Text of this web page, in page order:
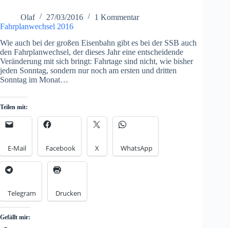
Olaf 27/03/2016
1 Kommentar
Fahrplanwechsel 2016
Wie auch bei der großen Eisenbahn gibt es bei der SSB auch
den Fahrplanwechsel, der dieses Jahr eine entscheidende
Veränderung mit sich bringt: Fahrtage sind nicht, wie bisher
jeden Sonntag, sondern nur noch am ersten und dritten
Sonntag im Monat…
Teilen mit:
E-Mail Facebook X WhatsApp
Telegram Drucken
Gefällt mir: